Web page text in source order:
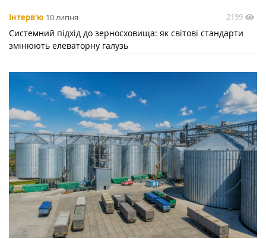
Інтерв'ю 10 липня 2199
Системний підхід до зерносховища: як світові стандарти
змінюють елеваторну галузь